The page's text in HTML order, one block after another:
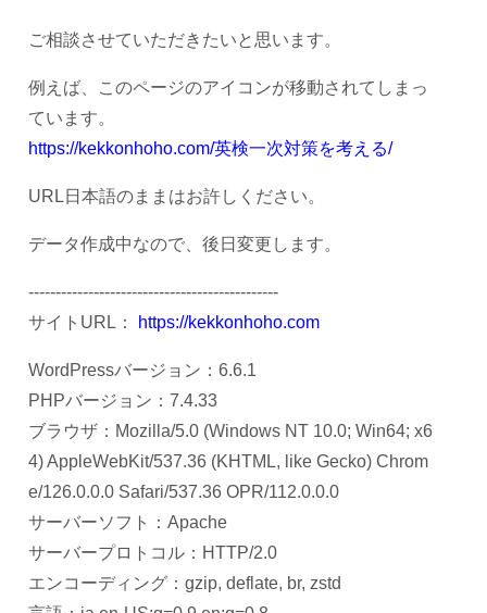
ご相談させていただきたいと思います。
例えば、このページのアイコンが移動されてしまっ
ています。
https://kekkonhoho.com/英検一次対策を考える/
URL日本語のままはお許しください。
データ作成中なので、後日変更します。
----------------------------------------------
サイトURL：
https://kekkonhoho.com
WordPressバージョン：6.6.1
PHPバージョン：7.4.33
ブラウザ：Mozilla/5.0 (Windows NT 10.0; Win64; x6
4) AppleWebKit/537.36 (KHTML, like Gecko) Chrom
e/126.0.0.0 Safari/537.36 OPR/112.0.0.0
サーバーソフト：Apache
サーバープロトコル：HTTP/2.0
エンコーディング：gzip, deflate, br, zstd